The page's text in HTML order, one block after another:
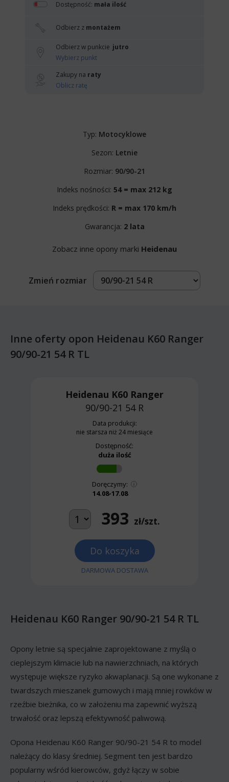
Dostępność: mała ilość
Odbierz z montażem
Odbierz w punkcie jutro
Wybierz punkt
Zakupy na raty
Oblicz ratę
Typ: Motocyklowe
Sezon: Letnie
Rozmiar: 90/90-21
Indeks nośności: 54 = max 212 kg
Indeks prędkości: R = max 170 km/h
Gwarancja: 2 lata
Zobacz inne opony marki Heidenau
Zmień rozmiar
Inne oferty opon Heidenau K60 Ranger
90/90-21 54 R TL
Heidenau K60 Ranger
90/90-21 54 R
Data produkcji:
nie starsza niż 24 miesiące
Dostępność:
duża ilość
Doręczymy:
14.08-17.08
393 zł/szt.
Do koszyka
DARMOWA DOSTAWA
Heidenau K60 Ranger 90/90-21 54 R TL
Opony letnie są specjalnie zaprojektowane z myślą o
cieplejszym klimacie lub na nawierzchniach, na których
występuje większe ryzyko akwaplanacji. Są one wykonane z
twardszych mieszanek gumowych i mają mniej rowków w
rzeźbie bieżnika, co w założeniu ma zapewnić wyższą
trwałość oraz lepszą efektywność paliwową.
Opona Heidenau K60 Ranger 90/90-21 54 R to model
należący do klasy średniej. Segment ten jest bardzo
popularny wśród kierowców, gdyż łączy w sobie